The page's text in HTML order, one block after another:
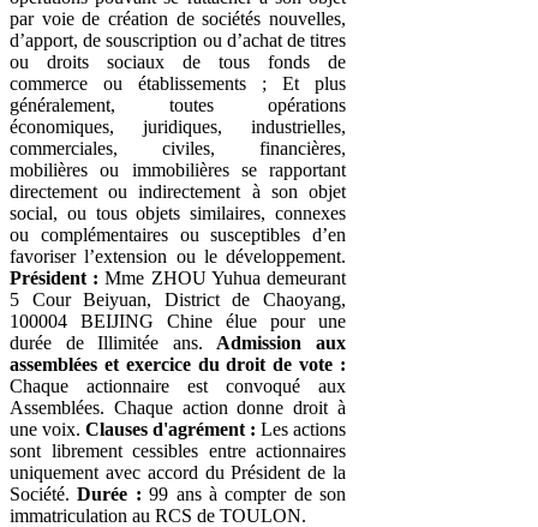
par voie de création de sociétés nouvelles,
d’apport, de souscription ou d’achat de titres
ou droits sociaux de tous fonds de
commerce ou établissements ; Et plus
généralement, toutes opérations
économiques, juridiques, industrielles,
commerciales, civiles, financières,
mobilières ou immobilières se rapportant
directement ou indirectement à son objet
social, ou tous objets similaires, connexes
ou complémentaires ou susceptibles d’en
favoriser l’extension ou le développement.
Président : Mme ZHOU Yuhua demeurant
5 Cour Beiyuan, District de Chaoyang,
100004 BEIJING Chine élue pour une
durée de Illimitée ans. Admission aux
assemblées et exercice du droit de vote :
Chaque actionnaire est convoqué aux
Assemblées. Chaque action donne droit à
une voix. Clauses d'agrément : Les actions
sont librement cessibles entre actionnaires
uniquement avec accord du Président de la
Société.Durée : 99 ans à compter de son
immatriculation au RCS de TOULON.